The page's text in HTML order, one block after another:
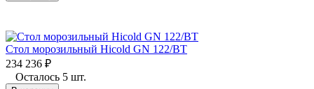
Стол морозильный Hicold GN 122/BT
234 236 ₽
Осталось 5 шт.